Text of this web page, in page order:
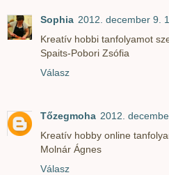
Sophia 2012. december 9.
Kreatív hobbi tanfolyamot
Spaits-Pobori Zsófia
Válasz
Tőzegmoha 2012.
Kreatív hobby online
Molnár Ágnes
Válasz